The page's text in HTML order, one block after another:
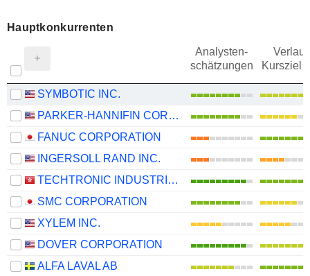
Hauptkonkurrenten
Analysten-
schätzungen
Verlauf
Kursziel
SYMBOTIC INC.
PARKER-HANNIFIN CORPORATION
FANUC CORPORATION
INGERSOLL RAND INC.
TECHTRONIC INDUSTRIES COMPANY LIMITED
SMC CORPORATION
XYLEM INC.
DOVER CORPORATION
ALFA LAVAL AB